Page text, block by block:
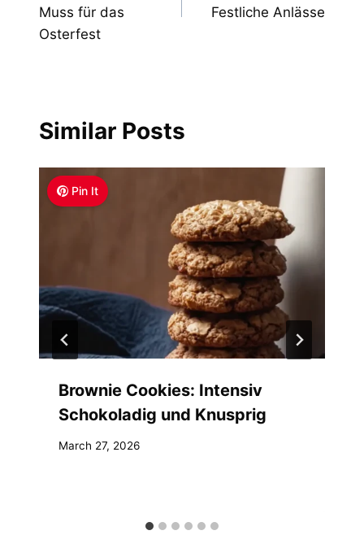
Muss für das
Osterfest
Festliche Anlässe
Similar Posts
Pin It
Brownie Cookies: Intensiv
Schokoladig und Knusprig
March 27, 2026